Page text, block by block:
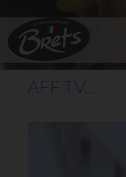
AFF TV...